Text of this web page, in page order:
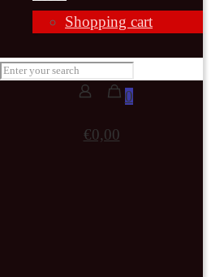
Shopping cart
0
€0,00